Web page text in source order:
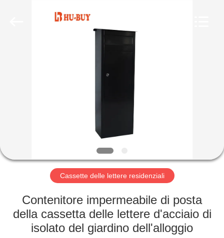
GIRO
FABBRICA
CONTROLLO
Cassette delle lettere residenziali
Contenitore impermeabile di posta
della cassetta delle lettere d'acciaio di
isolato del giardino dell'alloggio